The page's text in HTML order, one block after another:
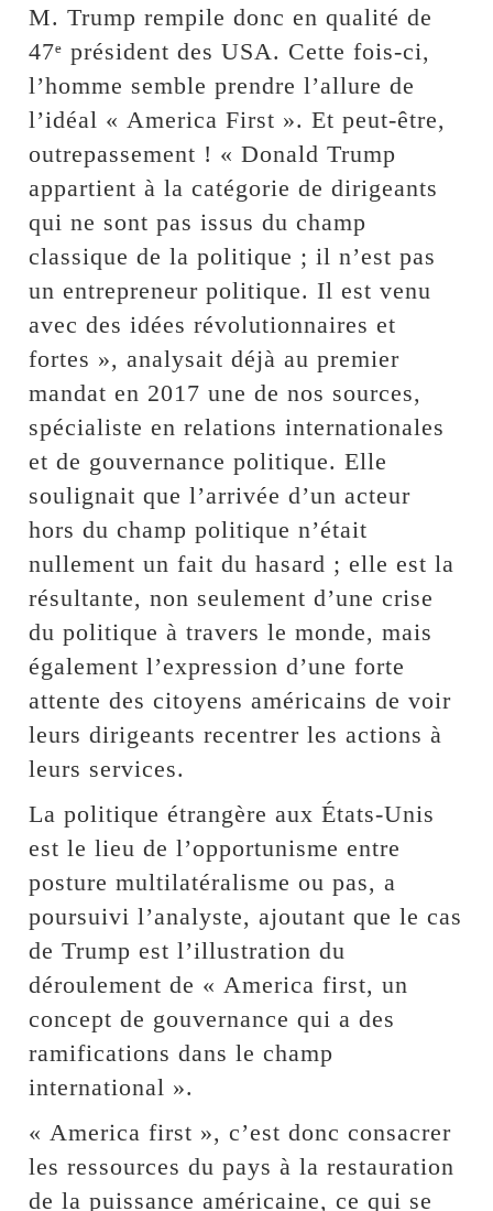
M. Trump rempile donc en qualité de
47ᵉ président des USA. Cette fois-ci,
l’homme semble prendre l’allure de
l’idéal « America First ». Et peut-être,
outrepassement ! « Donald Trump
appartient à la catégorie de dirigeants
qui ne sont pas issus du champ
classique de la politique ; il n’est pas
un entrepreneur politique. Il est venu
avec des idées révolutionnaires et
fortes », analysait déjà au premier
mandat en 2017 une de nos sources,
spécialiste en relations internationales
et de gouvernance politique. Elle
soulignait que l’arrivée d’un acteur
hors du champ politique n’était
nullement un fait du hasard ; elle est la
résultante, non seulement d’une crise
du politique à travers le monde, mais
également l’expression d’une forte
attente des citoyens américains de voir
leurs dirigeants recentrer les actions à
leurs services.
La politique étrangère aux États-Unis
est le lieu de l’opportunisme entre
posture multilatéralisme ou pas, a
poursuivi l’analyste, ajoutant que le cas
de Trump est l’illustration du
déroulement de « America first, un
concept de gouvernance qui a des
ramifications dans le champ
international ».
« America first », c’est donc consacrer
les ressources du pays à la restauration
de la puissance américaine, ce qui se